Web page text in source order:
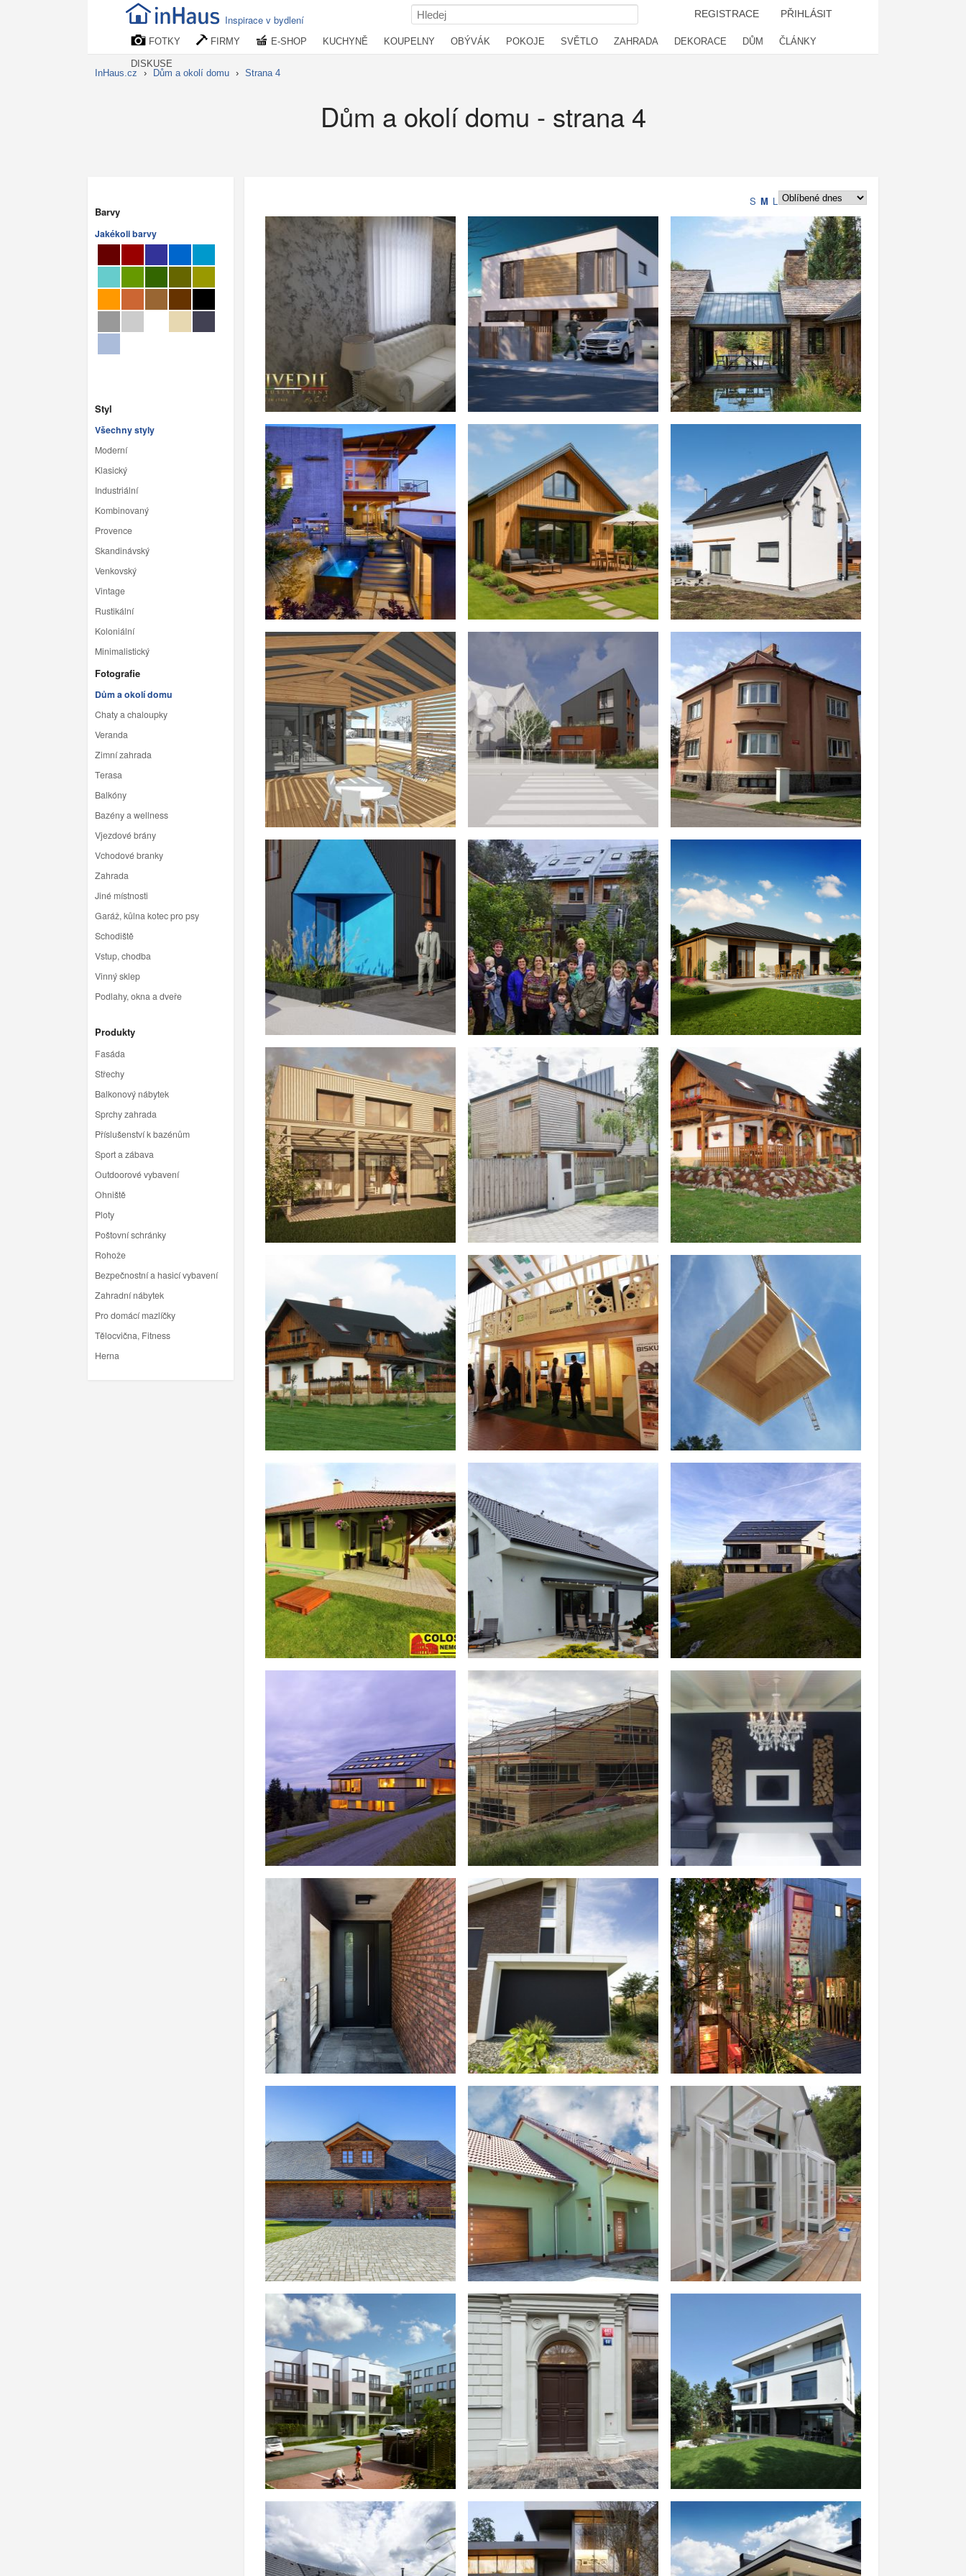
Inspirace v bydlení REGISTRACE PŘIHLÁSIT
FOTKY FIRMY E-SHOP KUCHYNĚ KOUPELNY OBÝVÁK POKOJE SVĚTLO ZAHRADA DEKORACE DŮM ČLÁNKY
DISKUSE
InHaus.cz
› Dům a okolí domu › Strana 4
Dům a okolí domu - strana 4
Barvy
Jakékoli barvy
Styl
Všechny styly
Moderní
Klasický
Industriální
Kombinovaný
Provence
Skandinávský
Venkovský
Vintage
Rustikální
Koloniální
Minimalistický
Fotografie
Dům a okolí domu
Chaty a chaloupky
Veranda
Zimní zahrada
Terasa
Balkóny
Bazény a wellness
Vjezdové brány
Vchodové branky
Zahrada
Jiné místnosti
Garáž, kůlna kotec pro psy
Schodiště
Vstup, chodba
Vinný sklep
Podlahy, okna a dveře
Produkty
Fasáda
Střechy
Balkonový nábytek
Sprchy zahrada
Příslušenství k bazénům
Sport a zábava
Outdoorové vybavení
Ohniště
Ploty
Poštovní schránky
Rohože
Bezpečnostní a hasicí vybavení
Zahradní nábytek
Pro domácí mazlíčky
Tělocvična, Fitness
Herna
S M L